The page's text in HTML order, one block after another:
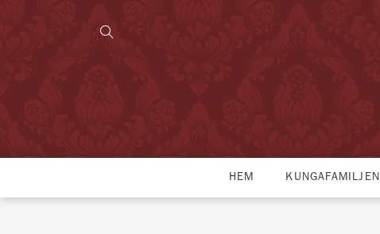
HEM KUNGAFAMILJEN